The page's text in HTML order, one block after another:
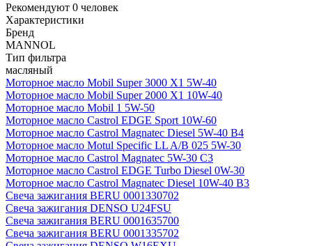
Рекомендуют 0 человек
Характеристики
Бренд
MANNOL
Тип фильтра
масляный
Моторное масло Mobil Super 3000 X1 5W-40
Моторное масло Mobil Super 2000 X1 10W-40
Моторное масло Mobil 1 5W-50
Моторное масло Castrol EDGE Sport 10W-60
Моторное масло Castrol Magnatec Diesel 5W-40 В4
Моторное масло Motul Specific LL A/B 025 5W-30
Моторное масло Castrol Magnatec 5W-30 C3
Моторное масло Castrol EDGE Turbo Diesel 0W-30
Моторное масло Castrol Magnatec Diesel 10W-40 B3
Свеча зажигания BERU 0001330702
Свеча зажигания DENSO U24FSU
Свеча зажигания BERU 0001635700
Свеча зажигания BERU 0001335702